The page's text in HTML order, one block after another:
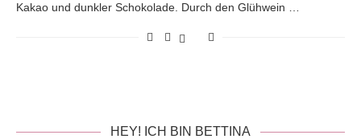
Kakao und dunkler Schokolade. Durch den Glühwein …
HEY! ICH BIN BETTINA